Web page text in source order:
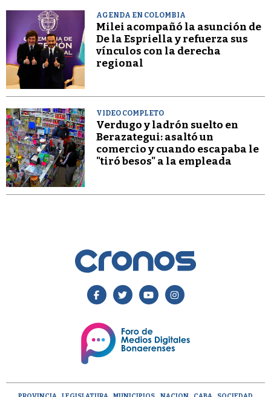
AGENDA EN COLOMBIA
Milei acompañó la asunción de
De la Espriella y refuerza sus
vínculos con la derecha
regional
VIDEO COMPLETO
Verdugo y ladrón suelto en
Berazategui: asaltó un
comercio y cuando escapaba le
"tiró besos" a la empleada